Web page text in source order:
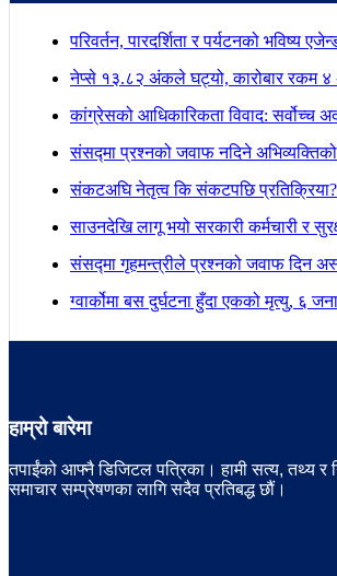
परिवर्तन, पारदर्शिता र पर्यटनको भविष्य
नेप्से १३.८२ अंकले घट्यो, कारोबार रकम ४
कांग्रेसको आधिकारिकता विवाद: सर्वोच्च
संसद्मा प्रश्नको जवाफ नदिने
संकटअघि नेतृत्व कि संकटपछि प्रतिक्रिया?
साउनदेखि लागू भयो सरकारी कर्मचारी र
संसद्मा गृहमन्त्रीले प्रश्नको जवाफ दिन
ग्वार्कोमा बस दुर्घटना हुँदा एकको मृत्यु, ६
हाम्रो बारेमा
तपाईंको आफ्नै डिजिटल पत्रिका। हामी सत्य, तथ्य र
समाचार सम्प्रेषणका लागि सदैव प्रतिबद्ध छौं।